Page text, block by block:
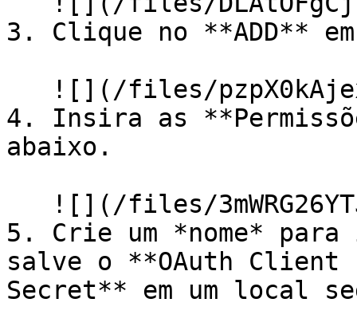
3. Clique no **ADD**
4. Insira as
abaixo.
5. Crie um *nome*
salve o **OAuth
Secret** em um local